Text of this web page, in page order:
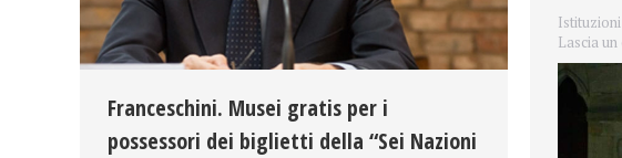
Istituzioni
Lascia
Franceschini. Musei gratis per i
possessori dei biglietti della “Sei Nazioni